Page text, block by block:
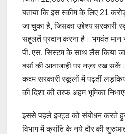
बताया कि इस स्कीम के लिए 21
जा चुका है, जिसका उद्देश्य सरकारी
सहूलतें प्रदान करना है। भगवंत मान
पी. एस. सिस्टम के साथ लैस किया
बसों की आवाजाही पर नज़र रख
कदम सरकारी स्कूलों में पढ़तीं
की दिशा की तरफ अहम भूमिका
इससे पहले इक्ट्ठ को संबोधन करते हुये
विभाग में क्रांति के नये दौर की